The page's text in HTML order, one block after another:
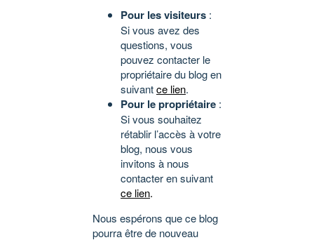
Pour les visiteurs :
Si vous avez des
questions, vous
pouvez contacter le
propriétaire du blog en
suivantce lien.
Pour le propriétaire :
Si vous souhaitez
rétablir l’accès à votre
blog, nous vous
invitons à nous
contacter en suivant
ce lien.
Nous espérons que ce blog
pourra être de nouveau